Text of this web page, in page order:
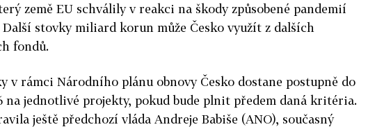
země EU schválily v reakci na škody způsobené pandemií
Další stovky miliard korun může Česko využít z dalších
fondů.
v rámci Národního plánu obnovy Česko dostane postupně do
na jednotlivé projekty, pokud bude plnit předem daná kritéria.
ještě předchozí vláda Andreje Babiše (ANO), současný